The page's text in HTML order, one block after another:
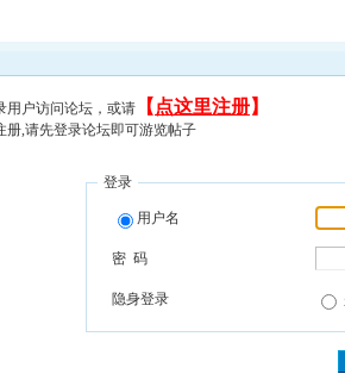
用户访问论坛，或请 【 点这里注册】
册,请先登录论坛即可游览帖子
登录
用户名
密 码
隐身登录